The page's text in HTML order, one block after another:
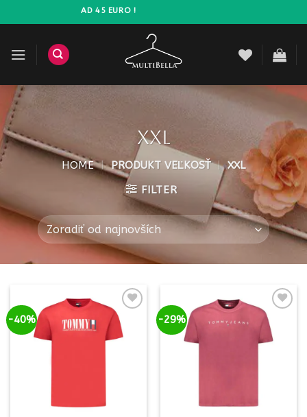
na
ZADARMO NAD 45 EURO !
XXL
HOME | PRODUKT VEĽKOSŤ | XXL
FILTER
-40% -29%